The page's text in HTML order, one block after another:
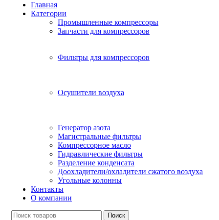
Главная
Категории
Промышленные компрессоры
Запчасти для компрессоров
Фильтры для компрессоров
Осушители воздуха
Генератор азота
Магистральные фильтры
Компрессорное масло
Гидравлические фильтры
Разделение конденсата
Доохладители/охладители сжатого воздуха
Угольные колонны
Контакты
О компании
Поиск